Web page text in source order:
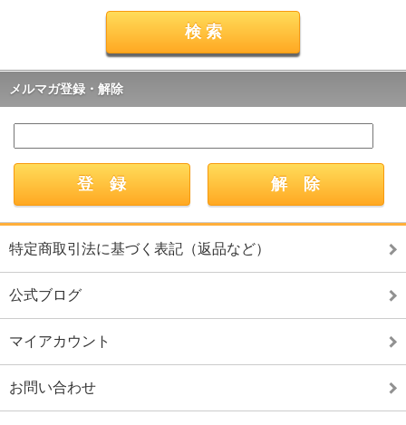
メルマガ登録・解除
特定商取引法に基づく表記（返品など）
公式ブログ
マイアカウント
お問い合わせ